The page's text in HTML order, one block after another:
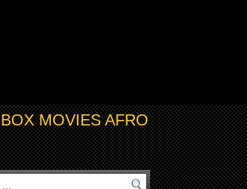
BOX MOVIES AFRO